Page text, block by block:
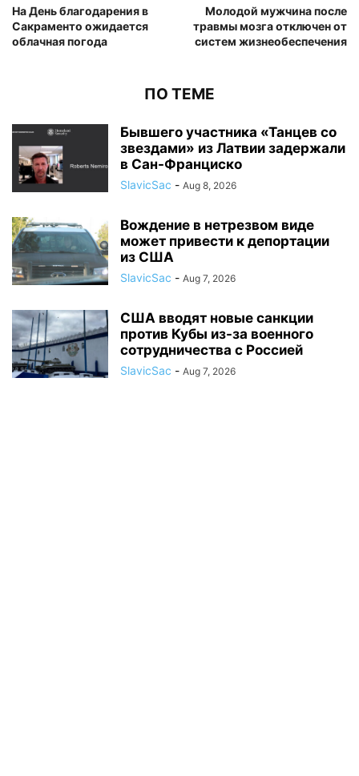
На День благодарения в
Сакраменто ожидается
облачная погода
Молодой мужчина после
травмы мозга отключен от
систем жизнеобеспечения
ПО ТЕМЕ
Бывшего участника «Танцев со
звездами» из Латвии задержали
в Сан-Франциско
SlavicSac - Aug 8, 2026
Вождение в нетрезвом виде
может привести к депортации
из США
SlavicSac - Aug 7, 2026
США вводят новые санкции
против Кубы из-за военного
сотрудничества с Россией
SlavicSac - Aug 7, 2026